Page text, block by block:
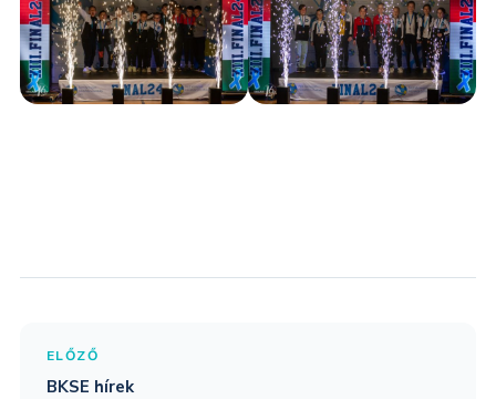
ELŐZŐ
BKSE hírek